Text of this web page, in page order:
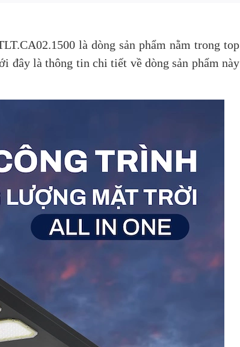
là dòng sản phẩm nằm trong top
đây là thông tin chi tiết về dòng sản phẩm này